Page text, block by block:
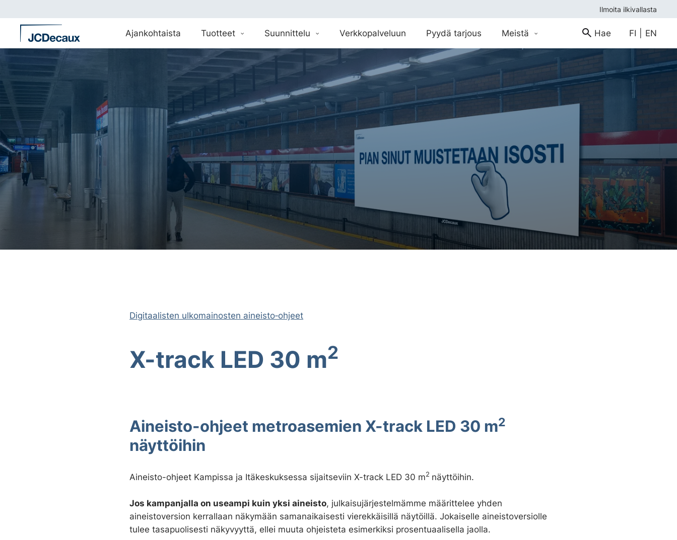
suoraan
sisältöön
Ilmoita ilkivallasta
Ajankohtaista Tuotteet Suunnittelu Verkkopalveluun Pyydä tarjous Meistä Hae FI EN
Digitaalisten ulkomainosten aineisto‐ohjeet
X-track LED 30 m2
Aineisto-ohjeet metroasemien X-track LED 30 m2
näyttöihin
Aineisto-ohjeet Kampissa ja Itäkeskuksessa sijaitseviin X-track LED 30 m2 näyttöihin.
Jos kampanjalla on useampi kuin yksi aineisto, julkaisujärjestelmämme määrittelee yhden
aineistoversion kerrallaan näkymään samanaikaisesti vierekkäisillä näytöillä. Jokaiselle aineistoversiolle
tulee tasapuolisesti näkyvyyttä, ellei muuta ohjeisteta esimerkiksi prosentuaalisella jaolla.